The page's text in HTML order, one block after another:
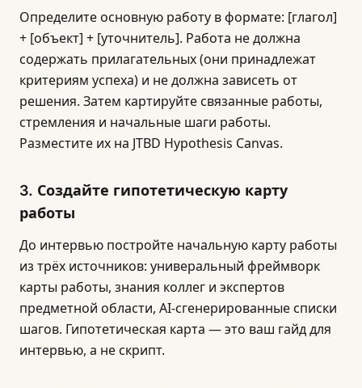
Определите основную работу в формате: [глагол]
+ [объект] + [уточнитель]. Работа не должна
содержать прилагательных (они принадлежат
критериям успеха) и не должна зависеть от
решения. Затем картируйте связанные работы,
стремления и начальные шаги работы.
Разместите их на JTBD Hypothesis Canvas.
3. Создайте гипотетическую карту
работы
До интервью постройте начальную карту работы
из трёх источников: универальный фреймворк
карты работы, знания коллег и экспертов
предметной области, AI-сгенерированные списки
шагов. Гипотетическая карта — это ваш гайд для
интервью, а не скрипт.